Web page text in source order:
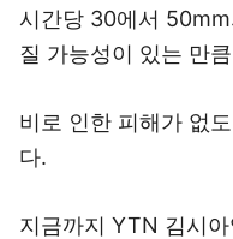
시간당 30에서
질 가능성이 있는 만
비로 인한 피해가 없
다.
지금까지 YTN 김시